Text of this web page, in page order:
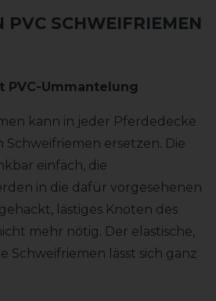
PVC SCHWEIFRIEMEN
Ummantelung
kann in jeder Pferdedecke
ersetzen. Die
einfach, die
in die dafür vorgesehenen
lästiges Knoten des
mehr nötig. Der elastische,
Schweifriemen lässt sich ganz